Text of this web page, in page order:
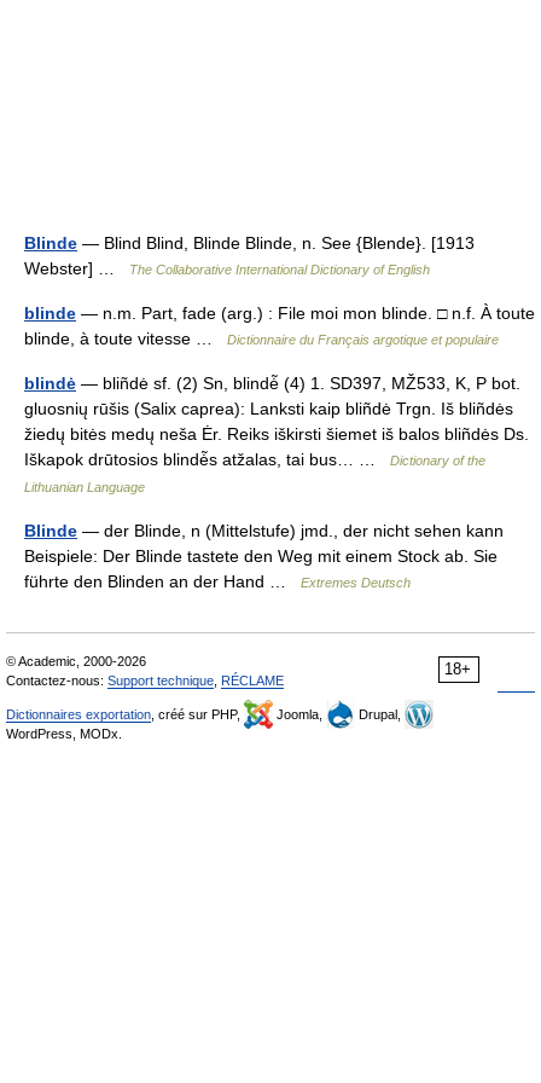
Blinde — Blind Blind, Blinde Blinde, n. See {Blende}. [1913
Webster] …
The Collaborative International Dictionary of English
blinde — n.m. Part, fade (arg.) : File moi mon blinde. □ n.f. À toute
blinde, à toute vitesse …
Dictionnaire du Français argotique et populaire
blindė — bliñdė sf. (2) Sn, blindė̃ (4) 1. SD397, MŽ533, K, P bot.
gluosnių rūšis (Salix caprea): Lanksti kaip bliñdė Trgn. Iš bliñdės
žiedų bitės medų neša Ėr. Reiks iškirsti šiemet iš balos bliñdės Ds.
Iškapok drūtosios blindė̃s atžalas, tai bus… …
Dictionary of the
Lithuanian Language
Blinde — der Blinde, n (Mittelstufe) jmd., der nicht sehen kann
Beispiele: Der Blinde tastete den Weg mit einem Stock ab. Sie
führte den Blinden an der Hand …
Extremes Deutsch
18+
© Academic, 2000-2026
Contactez-nous: Support technique RÉCLAME
Dictionnaires exportation , créé sur PHP, Joomla,
Drupal,
WordPress, MODx.